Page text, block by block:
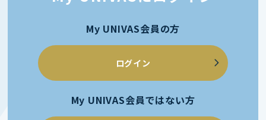
My UNIVAS会員の方
ログイン
My UNIVAS会員ではない方